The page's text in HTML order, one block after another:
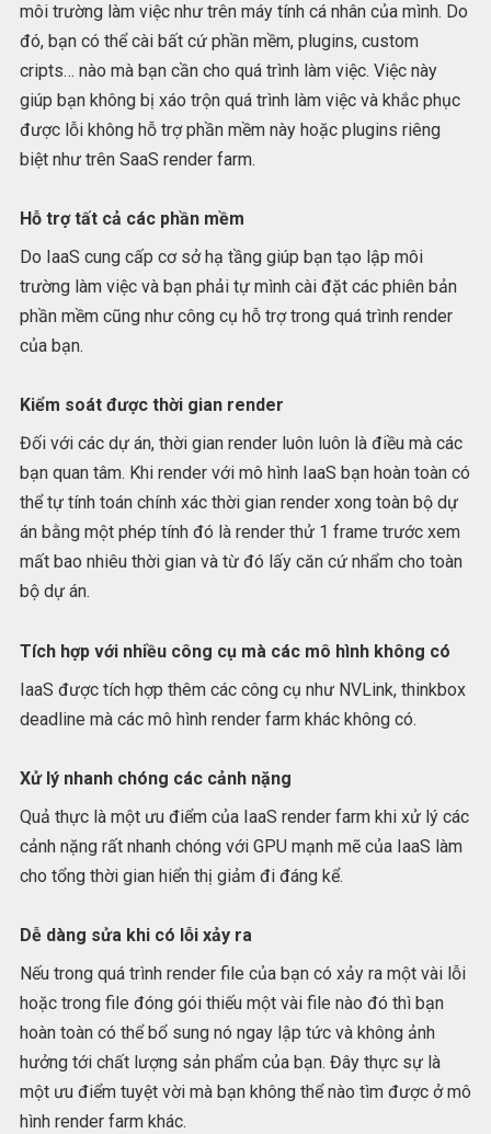
môi trường làm việc như trên máy tính cá nhân của mình. Do
đó, bạn có thể cài bất cứ phần mềm, plugins, custom
cripts… nào mà bạn cần cho quá trình làm việc. Việc này
giúp bạn không bị xáo trộn quá trình làm việc và khắc phục
được lỗi không hỗ trợ phần mềm này hoặc plugins riêng
biệt như trên SaaS render farm.
Hỗ trợ tất cả các phần mềm
Do IaaS cung cấp cơ sở hạ tầng giúp bạn tạo lập môi
trường làm việc và bạn phải tự mình cài đặt các phiên bản
phần mềm cũng như công cụ hỗ trợ trong quá trình render
của bạn.
Kiểm soát được thời gian render
Đối với các dự án, thời gian render luôn luôn là điều mà các
bạn quan tâm. Khi render với mô hình IaaS bạn hoàn toàn có
thể tự tính toán chính xác thời gian render xong toàn bộ dự
án bằng một phép tính đó là render thử 1 frame trước xem
mất bao nhiêu thời gian và từ đó lấy căn cứ nhẩm cho toàn
bộ dự án.
Tích hợp với nhiều công cụ mà các mô hình không có
IaaS được tích hợp thêm các công cụ như NVLink, thinkbox
deadline mà các mô hình render farm khác không có.
Xử lý nhanh chóng các cảnh nặng
Quả thực là một ưu điểm của IaaS render farm khi xử lý các
cảnh nặng rất nhanh chóng với GPU mạnh mẽ của IaaS làm
cho tổng thời gian hiển thị giảm đi đáng kể.
Dễ dàng sửa khi có lỗi xảy ra
Nếu trong quá trình render file của bạn có xảy ra một vài lỗi
hoặc trong file đóng gói thiếu một vài file nào đó thì bạn
hoàn toàn có thể bổ sung nó ngay lập tức và không ảnh
hưởng tới chất lượng sản phẩm của bạn. Đây thực sự là
một ưu điểm tuyệt vời mà bạn không thể nào tìm được ở mô
hình render farm khác.